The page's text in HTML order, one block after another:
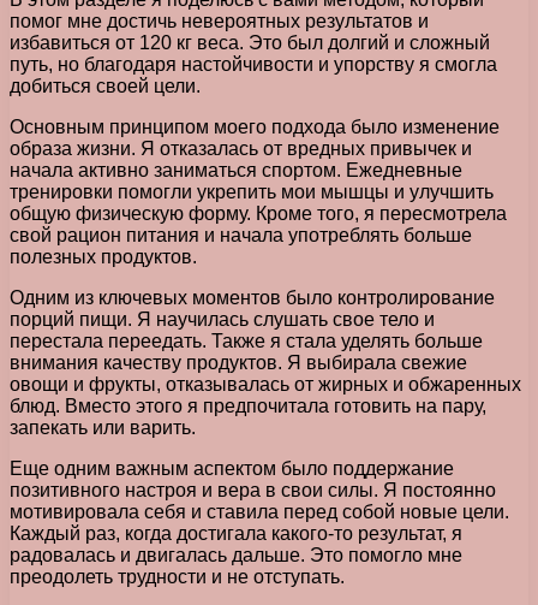
помог мне достичь невероятных результатов и
избавиться от 120 кг веса. Это был долгий и сложный
путь, но благодаря настойчивости и упорству я смогла
добиться своей цели.
Основным принципом моего подхода было изменение
образа жизни. Я отказалась от вредных привычек и
начала активно заниматься спортом. Ежедневные
тренировки помогли укрепить мои мышцы и улучшить
общую физическую форму. Кроме того, я пересмотрела
свой рацион питания и начала употреблять больше
полезных продуктов.
Одним из ключевых моментов было контролирование
порций пищи. Я научилась слушать свое тело и
перестала переедать. Также я стала уделять больше
внимания качеству продуктов. Я выбирала свежие
овощи и фрукты, отказывалась от жирных и обжаренных
блюд. Вместо этого я предпочитала готовить на пару,
запекать или варить.
Еще одним важным аспектом было поддержание
позитивного настроя и вера в свои силы. Я постоянно
мотивировала себя и ставила перед собой новые цели.
Каждый раз, когда достигала какого-то результат, я
радовалась и двигалась дальше. Это помогло мне
преодолеть трудности и не отступать.